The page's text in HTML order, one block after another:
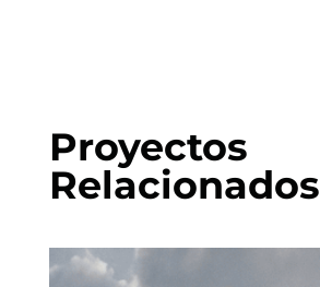
Proyectos
Relacionados